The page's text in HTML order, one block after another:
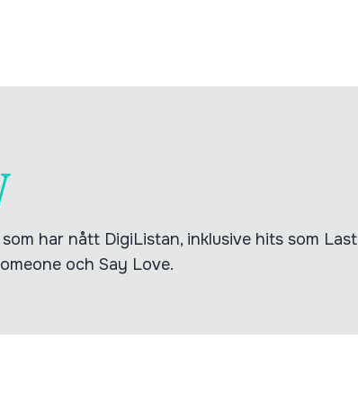
har nått DigiListan, inklusive hits som Last
och Say Love.